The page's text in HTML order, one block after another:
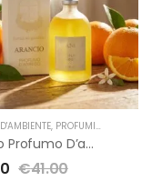
, PROFUMI D'AMBIENTE FIORIRA' UN GIARDINO
Arancio Profumo D’ambiente Di Fiorirà Un Giardino
€41.00